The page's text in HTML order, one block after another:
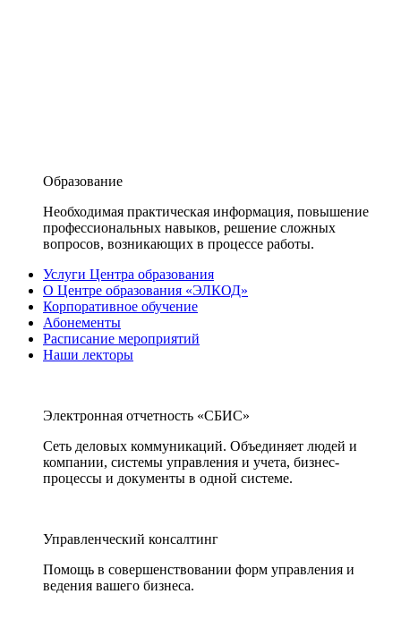
Образование
Необходимая практическая информация, повышение
профессиональных навыков, решение сложных
вопросов, возникающих в процессе работы.
Услуги Центра образования
О Центре образования «ЭЛКОД»
Корпоративное обучение
Абонементы
Расписание мероприятий
Наши лекторы
Электронная отчетность «СБИС»
Сеть деловых коммуникаций. Объединяет людей и
компании, системы управления и учета, бизнес-
процессы и документы в одной системе.
Управленческий консалтинг
Помощь в совершенствовании форм управления и
ведения вашего бизнеса.